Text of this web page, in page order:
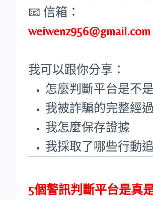
📧 信箱：
weiwenz956@gmail.com
我可以跟你分享：
怎麼判斷平台是不
我被詐騙的完整經過
我怎麼保存證據
我採取了哪些行動
5個警訊判斷平台是真